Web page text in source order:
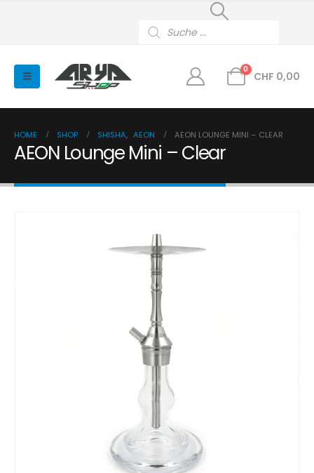
search
0
CHF 0,00
HOME SHOP SHISHA, AEON AEON LOUNGE MINI – CLEAR
AEON Lounge Mini – Clear